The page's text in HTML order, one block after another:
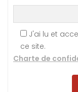
J'ai lu et
ce site.
Charte de